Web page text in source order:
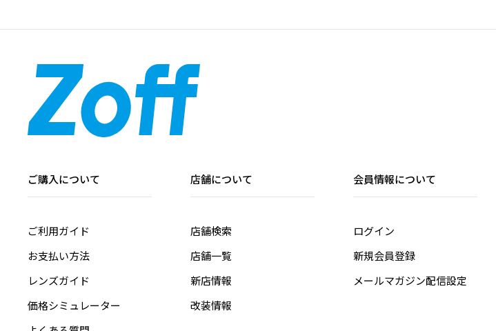
ご購入について
ご利用ガイド
お支払い方法
レンズガイド
価格シミュレーター
店舗について
店舗検索
店舗一覧
新店情報
改装情報
会員情報について
ログイン
新規会員登録
メールマガジン配信設定